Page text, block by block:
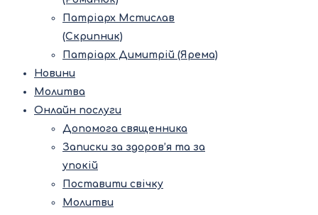
Патріарх Мстислав
(Скрипник)
Патріарх Димитрій (Ярема)
Новини
Молитва
Онлайн послуги
Допомога священника
Записки за здоров’я та за
упокій
Поставити свічку
Молитви